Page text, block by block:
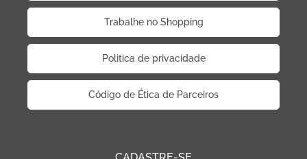
Trabalhe no Shopping
Politica de privacidade
Código de Ética de Parceiros